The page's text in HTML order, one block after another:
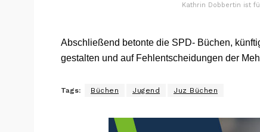
Kathrin Dobbertin ist
Abschließend betonte die SPD- Büchen,
gestalten und auf Fehlentscheidungen der
Tags: Büchen Jugend Juz Büchen